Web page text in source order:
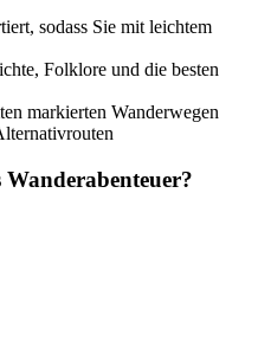
sodass Sie mit leichtem
Folklore und die besten
markierten Wanderwegen
Wanderabenteuer?